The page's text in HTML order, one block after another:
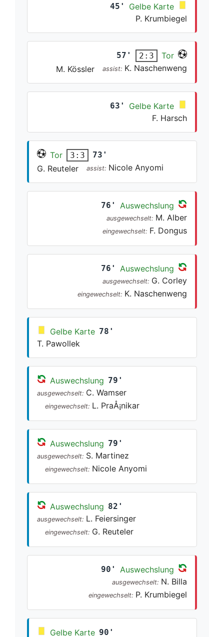
45'
Gelbe Karte
P. Krumbiegel
57' 2:3
Tor
M. Kössler
assist: K. Naschenweng
63'
Gelbe Karte
F. Harsch
Tor 3:3 73'
G. Reuteler assist: Nicole Anyomi
76' Auswechslung
ausgewechselt: M. Alber
eingewechselt: F. Dongus
76' Auswechslung
ausgewechselt: G. Corley
eingewechselt: K. Naschenweng
Gelbe Karte 78'
T. Pawollek
Auswechslung 79'
ausgewechselt: C. Wamser
eingewechselt: L. PraÅ¡nikar
Auswechslung 79'
ausgewechselt: S. Martinez
eingewechselt: Nicole Anyomi
Auswechslung 82'
ausgewechselt: L. Feiersinger
eingewechselt: G. Reuteler
90' Auswechslung
ausgewechselt: N. Billa
eingewechselt: P. Krumbiegel
Gelbe Karte 90'